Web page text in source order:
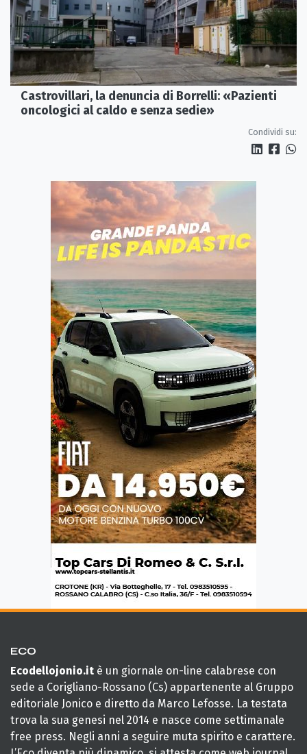
Castrovillari, la denuncia di Borrelli: «Pazienti
oncologici al caldo e senza sedie»
Condividi su:
ECO
Ecodellojonio.it è un giornale on-line calabrese con
sede a Corigliano-Rossano (Cs) appartenente al Gruppo
editoriale Jonico e diretto da Marco Lefosse. La testata
trova la sua genesi nel 2014 e nasce come settimanale
free press. Negli anni a seguire muta spirito e carattere.